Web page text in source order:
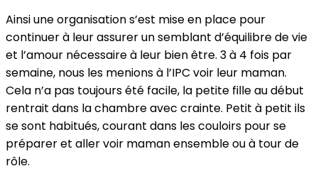
Ainsi une organisation s’est mise en place pour
continuer à leur assurer un semblant d’équilibre de vie
et l’amour nécessaire à leur bien être. 3 à 4 fois par
semaine, nous les menions à l’IPC voir leur maman.
Cela n’a pas toujours été facile, la petite fille au début
rentrait dans la chambre avec crainte. Petit à petit ils
se sont habitués, courant dans les couloirs pour se
préparer et aller voir maman ensemble ou à tour de
rôle.